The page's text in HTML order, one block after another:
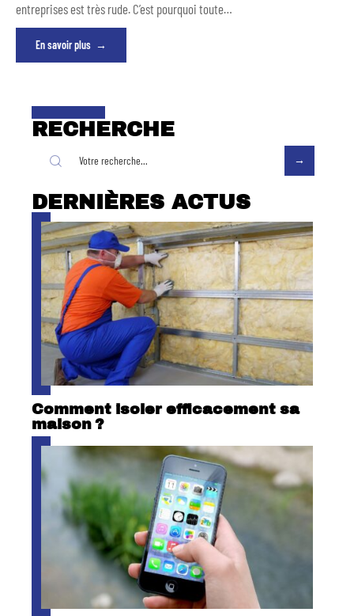
entreprises est très rude. C’est pourquoi toute…
En savoir plus
RECHERCHE
DERNIÈRES ACTUS
Comment isoler efficacement sa
maison ?